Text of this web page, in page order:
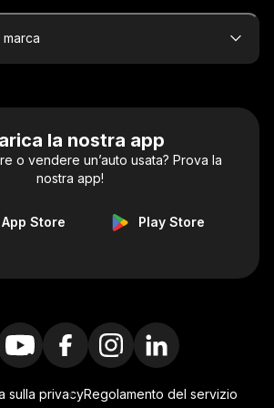
la nostra app
o vendere un’auto usata? Prova la
nostra app!
App Store Play Store
sulla privacyRegolamento del servizio